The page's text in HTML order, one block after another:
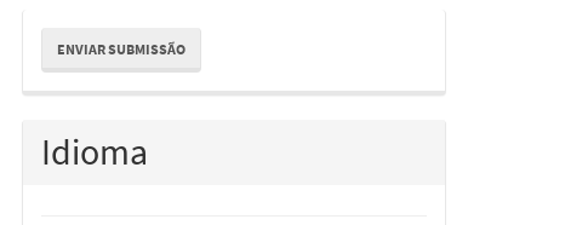
Enviar
Submissão
ENVIAR SUBMISSÃO
Idioma